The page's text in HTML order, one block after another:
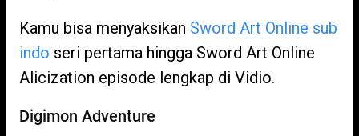
Kamu bisa menyaksikan Sword Art Online sub
indo seri pertama hingga Sword Art Online
Alicization episode lengkap di Vidio.
Digimon Adventure